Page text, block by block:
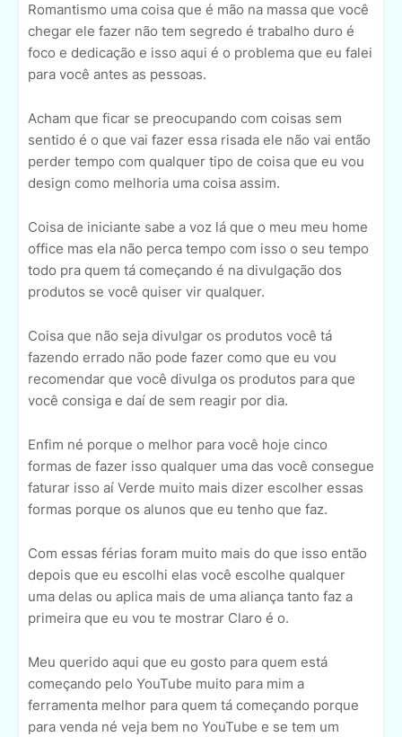
Romantismo uma coisa que é mão na massa que você
chegar ele fazer não tem segredo é trabalho duro é
foco e dedicação e isso aqui é o problema que eu falei
para você antes as pessoas.
Acham que ficar se preocupando com coisas sem
sentido é o que vai fazer essa risada ele não vai então
perder tempo com qualquer tipo de coisa que eu vou
design como melhoria uma coisa assim.
Coisa de iniciante sabe a voz lá que o meu meu home
office mas ela não perca tempo com isso o seu tempo
todo pra quem tá começando é na divulgação dos
produtos se você quiser vir qualquer.
Coisa que não seja divulgar os produtos você tá
fazendo errado não pode fazer como que eu vou
recomendar que você divulga os produtos para que
você consiga e daí de sem reagir por dia.
Enfim né porque o melhor para você hoje cinco
formas de fazer isso qualquer uma das você consegue
faturar isso aí Verde muito mais dizer escolher essas
formas porque os alunos que eu tenho que faz.
Com essas férias foram muito mais do que isso então
depois que eu escolhi elas você escolhe qualquer
uma delas ou aplica mais de uma aliança tanto faz a
primeira que eu vou te mostrar Claro é o.
Meu querido aqui que eu gosto para quem está
começando pelo YouTube muito para mim a
ferramenta melhor para quem tá começando porque
para venda né veja bem no YouTube e se tem um